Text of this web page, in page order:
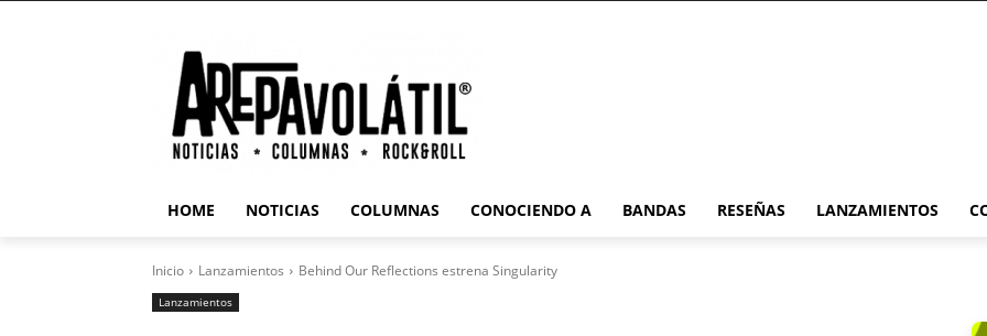
HOME NOTICIAS COLUMNAS CONOCIENDO A BANDAS RESEÑAS LANZAMIENTOS
Inicio Lanzamientos Behind Our Reflections estrena Singularity
Lanzamientos